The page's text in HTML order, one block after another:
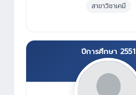
สาขาวิชาเคมี
ปีการศึกษา 2551